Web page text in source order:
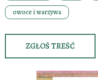
owoce i warzywa
ZGŁOŚ TREŚĆ